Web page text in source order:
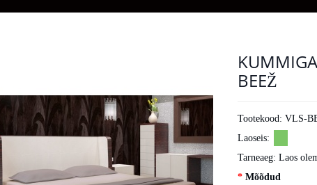
BEEŽ
Tootekood: VLS-
Laoseis:
Tarneaeg: Laos
* Mõõdud